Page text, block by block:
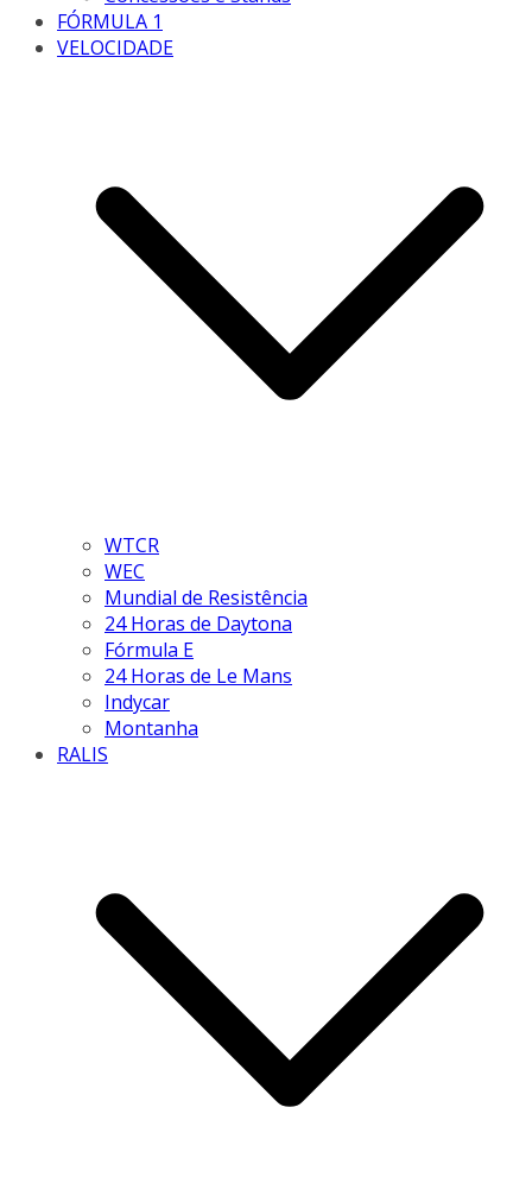
FÓRMULA 1
VELOCIDADE
WTCR
WEC
Mundial de Resistência
24 Horas de Daytona
Fórmula E
24 Horas de Le Mans
Indycar
Montanha
RALIS